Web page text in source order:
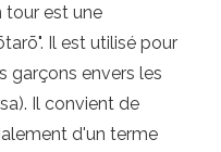
tour est une
Il est utilisé pour
garçons envers les
Il convient de
d'un terme